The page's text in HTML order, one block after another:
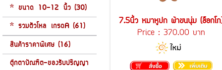
* ขนาด 10-12 นิ้ว (30)
* รวมตัวโหล เกรดA (61)
สินค้าราคาพิเศษ (16)
ตุ๊กตาบัณฑิต-ของรับปริญญา
7.5นิ้ว หมาหูปก ผ้าขนนุ่ม (ช็อกโ
Price : 370.00 บาท